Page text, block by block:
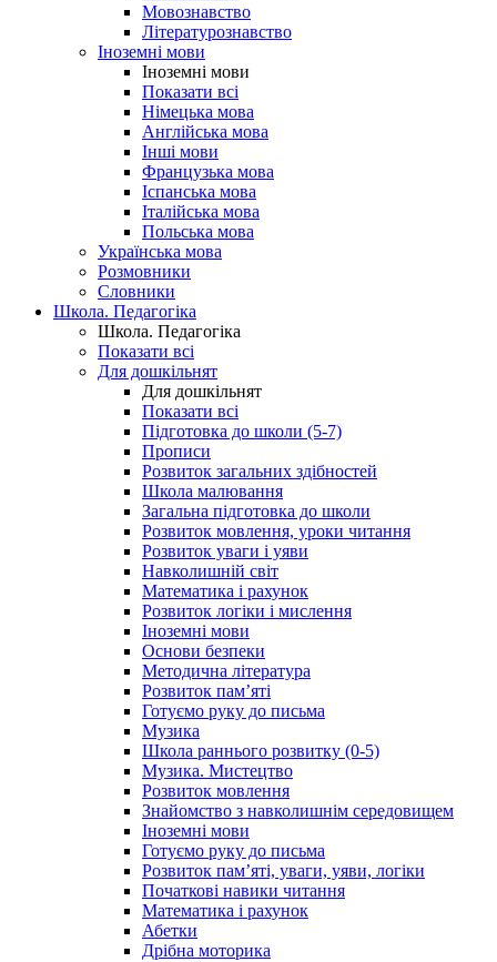
Мовознавство
Літературознавство
Іноземні мови
Іноземні мови
Показати всі
Німецька мова
Англійська мова
Інші мови
Французька мова
Іспанська мова
Італійська мова
Польська мова
Українська мова
Розмовники
Словники
Школа. Педагогіка
Школа. Педагогіка
Показати всі
Для дошкільнят
Для дошкільнят
Показати всі
Підготовка до школи (5-7)
Прописи
Розвиток загальних здібностей
Школа малювання
Загальна підготовка до школи
Розвиток мовлення, уроки читання
Розвиток уваги і уяви
Навколишній світ
Математика і рахунок
Розвиток логіки і мислення
Іноземні мови
Основи безпеки
Методична література
Розвиток пам’яті
Готуємо руку до письма
Музика
Школа раннього розвитку (0-5)
Музика. Мистецтво
Розвиток мовлення
Знайомство з навколишнім середовищем
Іноземні мови
Готуємо руку до письма
Розвиток пам’яті, уваги, уяви, логіки
Початкові навики читання
Математика і рахунок
Абетки
Дрібна моторика